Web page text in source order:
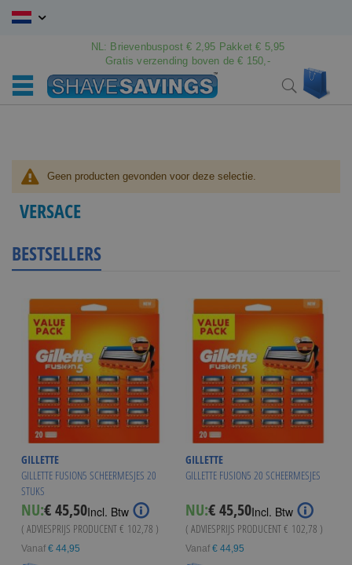
Ga
NL: Brievenbuspost € 2,95 Pakket € 5,95
Gratis verzending boven de € 150,-
Search
Geen producten gevonden voor deze selectie.
VERSACE
BESTSELLERS
GILLETTE
GILLETTE FUSION5 SCHEERMESJES 20
STUKS
NU:€ 45,50Incl. Btw
( ADVIESPRIJS PRODUCENT€ 102,78 )
Vanaf € 44,95
GILLETTE
GILLETTE FUSION5 20 SCHEERMESJES
NU:€ 45,50Incl. Btw
( ADVIESPRIJS PRODUCENT€ 102,78 )
Vanaf € 44,95